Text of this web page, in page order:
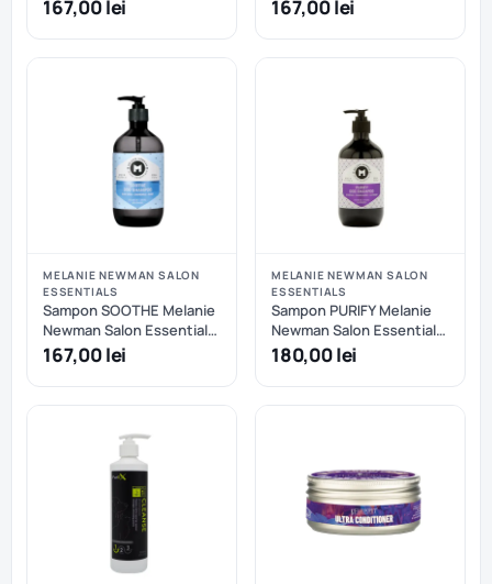
167,00 lei 167,00 lei
MELANIE NEWMAN SALON
ESSENTIALS
Sampon SOOTHE Melanie
Newman Salon Essentials
- 500 ml - Melanie
Newman Salon Essentials
167,00 lei
MELANIE NEWMAN SALON
ESSENTIALS
Sampon PURIFY Melanie
Newman Salon Essentials
- 500 ml
180,00 lei